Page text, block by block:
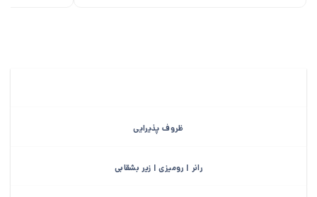
ظروف پذیرایی
رانر | رومیزی | زیر بشقابی